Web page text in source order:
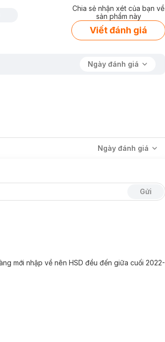
Chia sẻ nhận xét của bạn về
sản phẩm này
Viết đánh giá
Ngày đánh giá
Ngày đánh giá
Gửi
mới nhập về nên HSD đều đến giữa cuối 2022-